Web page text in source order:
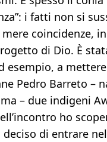
i fatti non si
coincidenze,
di Dio. È
esempio, a
Pedro Barreto –
– due indigeni
ho
deciso di entrare